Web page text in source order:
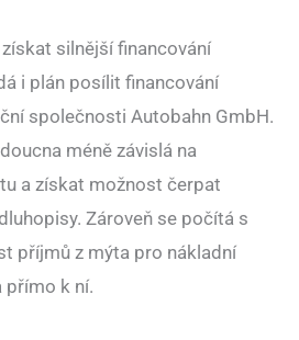
silnější financování
i plán posílit financování
společnosti Autobahn GmbH.
méně závislá na
a získat možnost čerpat
Zároveň se počítá s
příjmů z mýta pro nákladní
přímo k ní.